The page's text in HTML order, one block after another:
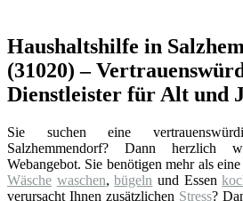
Haushaltshilfe in
(31020) –
Dienstleister für Alt und
Sie suchen eine
Salzhemmendorf? Dann herzlich
Webangebot. Sie benötigen mehr als
Wäsche waschen,bügeln und Essen
verursacht Ihnen zusätzlichen Stress?